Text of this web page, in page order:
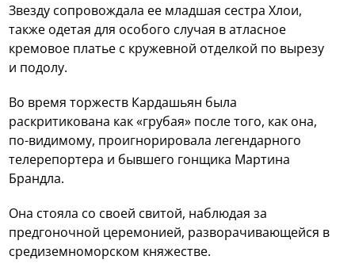
Звезду сопровождала ее младшая сестра Хлои,
также одетая для особого случая в атласное
кремовое платье с кружевной отделкой по вырезу
и подолу.
Во время торжеств Кардашьян была
раскритикована как «грубая» после того, как она,
по-видимому, проигнорировала легендарного
телерепортера и бывшего гонщика Мартина
Брандла.
Она стояла со своей свитой, наблюдая за
предгоночной церемонией, разворачивающейся в
средиземноморском княжестве.